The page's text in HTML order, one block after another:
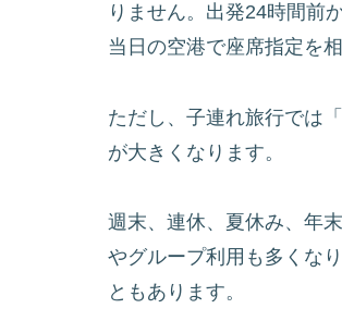
りません。出発24時間前
当日の空港で座席指定を
ただし、子連れ旅行では
が大きくなります。
週末、連休、夏休み、年
やグループ利用も多くな
ともあります。